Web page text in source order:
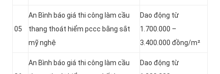
05
An Bình báo giá thi công làm cầu
thang thoát hiểm pccc bằng sắt
mỹ nghệ
Dao động từ
1.700.000 –
3.400.000 đồng/m²
An Bình báo giá thi công làm cầu
Dao động từ